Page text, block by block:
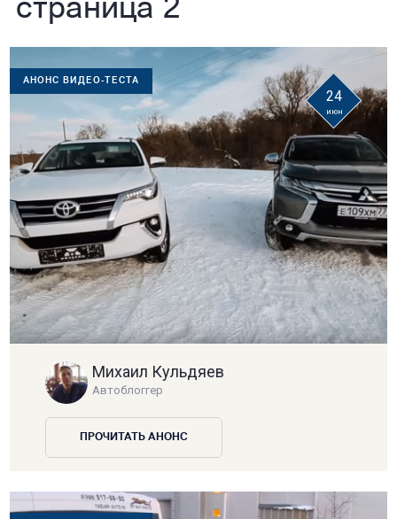
страница 2
АНОНС ВИДЕО-ТЕСТА
24
июн
Михаил Кульдяев
Автоблоггер
ПРОЧИТАТЬ АНОНС